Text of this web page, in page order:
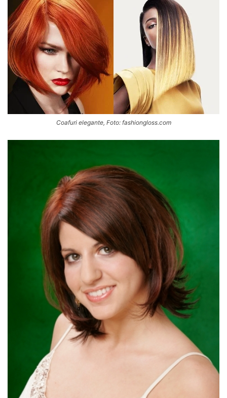
Coafuri elegante, Foto: fashiongloss.com